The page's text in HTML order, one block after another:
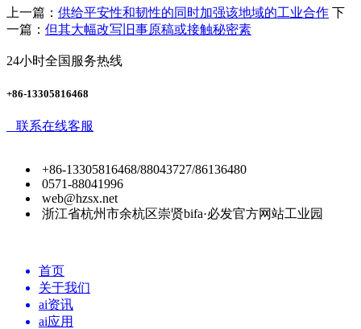
上一篇： 供给平安性和韧性的同时加强该地域的工业合作 下
一篇： 但其大幅改写旧事原稿或接触秘密素
24小时全国服务热线
+86-13305816468
联系在线客服
+86-13305816468/88043727/86136480
0571-88041996
web@hzsx.net
浙江省杭州市余杭区崇贤bifa·必发官方网站工业园
首页
关于我们
ai资讯
ai应用